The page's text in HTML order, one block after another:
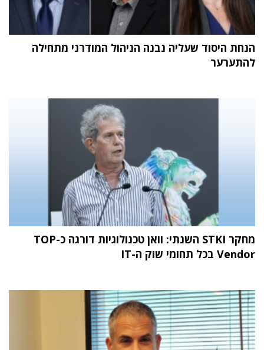
הנחת היסוד שעליה נבנה הניהול המודרני מתחילה
להתערער
מחקר STKI השנתי: וואן טכנולוגיות דורגה כ-TOP
Vendor בכל תחומי שוק ה-IT